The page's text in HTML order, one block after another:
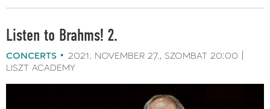
Listen to Brahms! 2.
concerts 2021. november 27. szombat 20:00
liszt academy